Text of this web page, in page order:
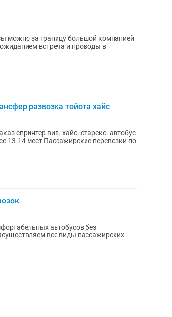
можно за границу большой компанией
встреча и проводы в
развозка тойота хайс
спринтер вип. хайс. старекс. автобус
автобусов без
все виды пассажирских